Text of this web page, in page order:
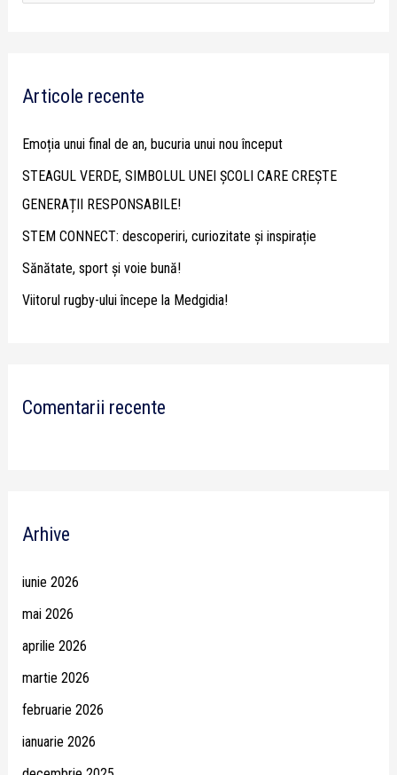
c
o
r
:
Articole recente
Emoția unui final de an, bucuria unui nou început
STEAGUL VERDE, SIMBOLUL UNEI ȘCOLI CARE CREȘTE
GENERAȚII RESPONSABILE!
STEM CONNECT: descoperiri, curiozitate și inspirație
Sănătate, sport și voie bună!
Viitorul rugby-ului începe la Medgidia!
Comentarii recente
Arhive
iunie 2026
mai 2026
aprilie 2026
martie 2026
februarie 2026
ianuarie 2026